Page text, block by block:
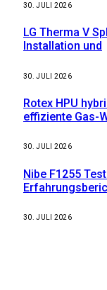
30. JULI 2026
LG Therma V
Installation und
30. JULI 2026
Rotex HPU
effiziente Gas-
30. JULI 2026
Nibe F1255
30. JULI 2026